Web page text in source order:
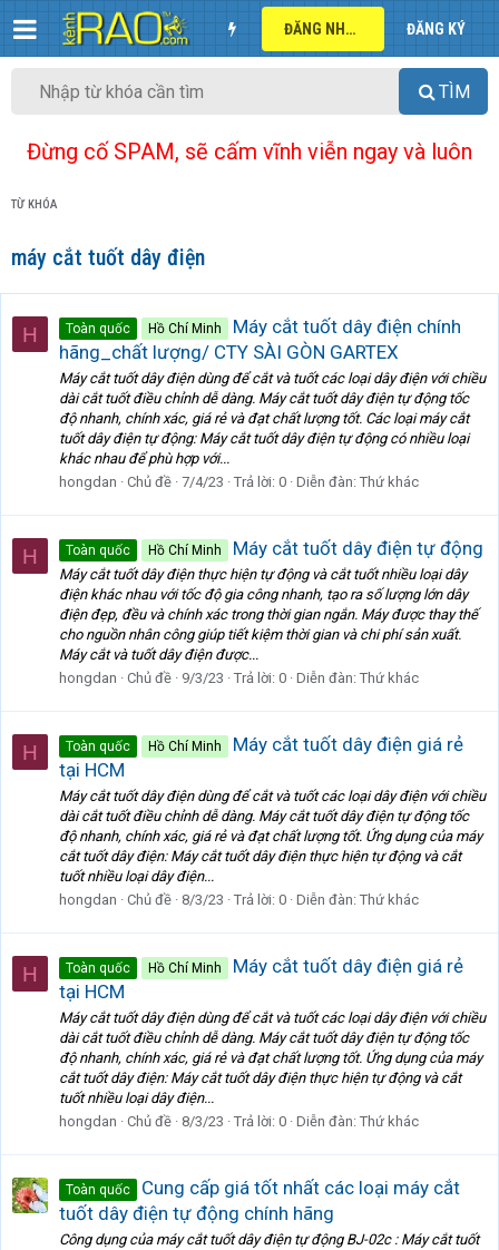
ĐĂNG NHẬP ĐĂNG KÝ
TÌM
Đừng cố SPAM, sẽ cấm vĩnh viễn ngay và luôn
TỪ KHÓA
máy cắt tuốt dây điện
H Toàn quốc Hồ Chí Minh
Máy cắt tuốt dây điện chính
hãng_chất lượng/ CTY SÀI GÒN GARTEX
Máy cắt tuốt dây điện dùng để cắt và tuốt các loại dây điện với chiều
dài cắt tuốt điều chỉnh dễ dàng. Máy cắt tuốt dây điện tự động tốc
độ nhanh, chính xác, giá rẻ và đạt chất lượng tốt. Các loại máy cắt
tuốt dây điện tự động: Máy cắt tuốt dây điện tự động có nhiều loại
khác nhau để phù hợp với...
hongdan
Chủ đề 7/4/23 Trả lời: 0 Diễn đàn: Thứ khác
H Toàn quốc Hồ Chí Minh Máy cắt tuốt dây điện tự động
Máy cắt tuốt dây điện thực hiện tự động và cắt tuốt nhiều loại dây
điện khác nhau với tốc độ gia công nhanh, tạo ra số lượng lớn dây
điện đẹp, đều và chính xác trong thời gian ngắn. Máy được thay thế
cho nguồn nhân công giúp tiết kiệm thời gian và chi phí sản xuất.
Máy cắt và tuốt dây điện được...
hongdan
Chủ đề 9/3/23 Trả lời: 0 Diễn đàn: Thứ khác
H Toàn quốc Hồ Chí Minh
Máy cắt tuốt dây điện giá rẻ
tại HCM
Máy cắt tuốt dây điện dùng để cắt và tuốt các loại dây điện với chiều
dài cắt tuốt điều chỉnh dễ dàng. Máy cắt tuốt dây điện tự động tốc
độ nhanh, chính xác, giá rẻ và đạt chất lượng tốt. Ứng dụng của máy
cắt tuốt dây điện: Máy cắt tuốt dây điện thực hiện tự động và cắt
tuốt nhiều loại dây điện...
hongdan
Chủ đề 8/3/23 Trả lời: 0 Diễn đàn: Thứ khác
H Toàn quốc Hồ Chí Minh
Máy cắt tuốt dây điện giá rẻ
tại HCM
Máy cắt tuốt dây điện dùng để cắt và tuốt các loại dây điện với chiều
dài cắt tuốt điều chỉnh dễ dàng. Máy cắt tuốt dây điện tự động tốc
độ nhanh, chính xác, giá rẻ và đạt chất lượng tốt. Ứng dụng của máy
cắt tuốt dây điện: Máy cắt tuốt dây điện thực hiện tự động và cắt
tuốt nhiều loại dây điện...
hongdan
Chủ đề 8/3/23 Trả lời: 0 Diễn đàn: Thứ khác
Toàn quốc
Cung cấp giá tốt nhất các loại máy cắt
tuốt dây điện tự động chính hãng
Công dụng của máy cắt tuốt dây điện tự động BJ-02c : Máy cắt tuốt